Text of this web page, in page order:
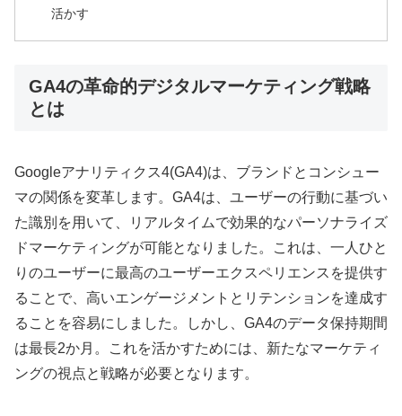
活かす
GA4の革命的デジタルマーケティング戦略
とは
Googleアナリティクス4(GA4)は、ブランドとコンシュー
マの関係を変革します。GA4は、ユーザーの行動に基づい
た識別を用いて、リアルタイムで効果的なパーソナライズ
ドマーケティングが可能となりました。これは、一人ひと
りのユーザーに最高のユーザーエクスペリエンスを提供す
ることで、高いエンゲージメントとリテンションを達成す
ることを容易にしました。しかし、GA4のデータ保持期間
は最長2か月。これを活かすためには、新たなマーケティ
ングの視点と戦略が必要となります。